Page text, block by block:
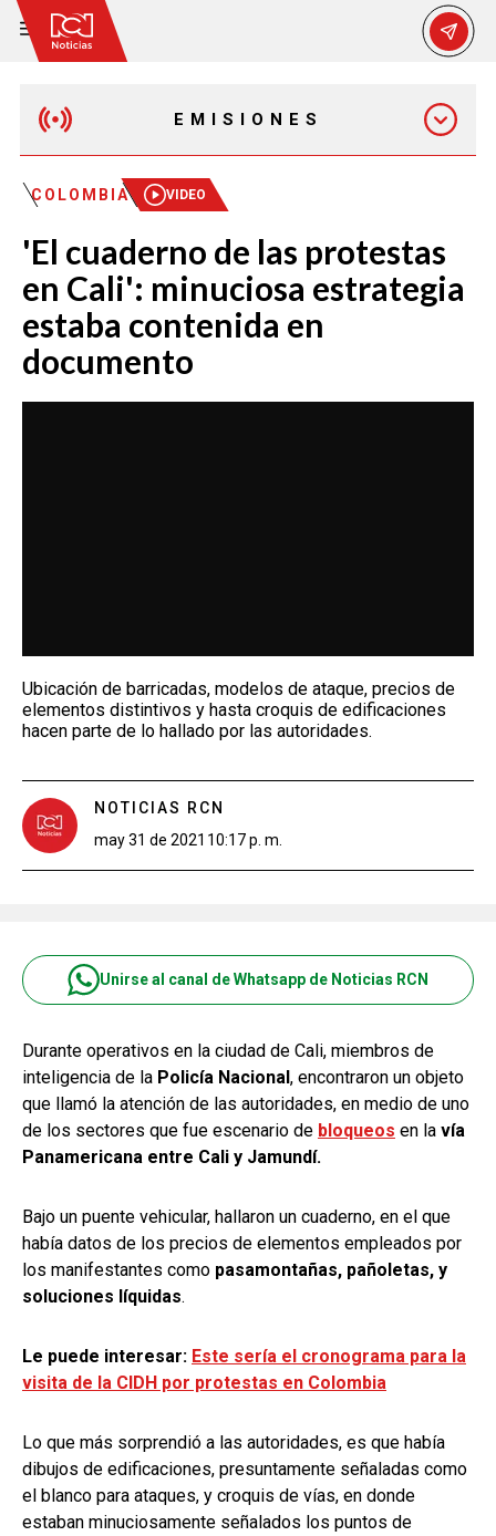
EMISIONES
MAÑANA EXPRESS
EMISIÓN 12:30 PM
EMISIÓN 7:00 PM
EMISIÓN 11:30 PM
COLOMBIA VIDEO
'El cuaderno de las protestas
en Cali': minuciosa estrategia
estaba contenida en
documento
Ubicación de barricadas, modelos de ataque, precios de
elementos distintivos y hasta croquis de edificaciones
hacen parte de lo hallado por las autoridades.
NOTICIAS RCN
may 31 de 2021 10:17 p. m.
Unirse al canal de Whatsapp de Noticias RCN
Durante operativos en la ciudad de Cali, miembros de
inteligencia de la Policía Nacional, encontraron un objeto
que llamó la atención de las autoridades, en medio de uno
de los sectores que fue escenario de bloqueos en la vía
Panamericana entre Cali y Jamundí.
Bajo un puente vehicular, hallaron un cuaderno, en el que
había datos de los precios de elementos empleados por
los manifestantes como pasamontañas, pañoletas, y
soluciones líquidas.
Le puede interesar: Este sería el cronograma para la
visita de la CIDH por protestas en Colombia
Lo que más sorprendió a las autoridades, es que había
dibujos de edificaciones, presuntamente señaladas como
el blanco para ataques, y croquis de vías, en donde
estaban minuciosamente señalados los puntos de